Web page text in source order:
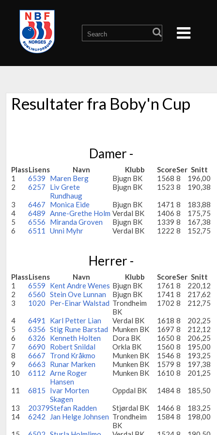
Resultater fra Boby'n Cup
Damer -
PlassLisens Navn Klubb ScoreSer Snitt
1
6539 Maren Berg Bjugn BK 1568 8
196,00
2
6257
Liv Grete
Rundhaug
Bjugn BK 1523 8
190,38
3
6467 Monica Eide Bjugn BK 1471 8
183,88
4
6489 Anne-Grethe Holm Verdal BK 1406 8
175,75
5
6556 Miranda Groven Bjugn BK 1339 8
167,38
6
6511 Unni Myhr Verdal BK 1222 8 152,75
Herrer -
PlassLisens Navn Klubb ScoreSer Snitt
1
6559 Kent Andre Wenes Bjugn BK 1761 8
220,12
2
6560 Stein Ove Lunnan Bjugn BK 1741 8
217,62
3
1020 Per-Einar Walstad Trondheim
BK
1702 8
212,75
4
6491 Karl Petter Lian Verdal BK 1618 8
202,25
5
6356 Stig Rune Barstad Munken BK 1697 8
212,12
6
6326 Kenneth Holten Dora BK 1650 8
206,25
7
6690 Robert Snildal Orkla BK 1560 8
195,00
8
6667 Trond Kråkmo Munken BK 1546 8
193,25
9
6663 Runar Marken Munken BK 1579 8
197,38
10
6112 Arne Roger
Hansen
Munken BK 1610 8
201,25
11
6815
Ivar Morten
Skagen
Oppdal BK 1484 8
185,50
13
20379Stefan Radden Stjørdal BK 1466 8
183,25
14
6242 Jan Helge Johnsen Trondheim
BK
1584 8
198,00